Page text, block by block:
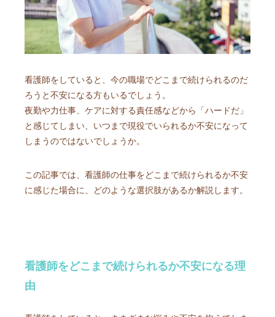
看護師をしていると、今の職場でどこまで続けられるのだ
ろうと不安になる方もいるでしょう。
夜勤や力仕事、ケアに対する責任感などから「ハードだ」
と感じてしまい、いつまで現役でいられるか不安になって
しまうのではないでしょうか。
この記事では、看護師の仕事をどこまで続けられるか不安
に感じた場合に、どのような選択肢があるか解説します。
看護師をどこまで続けられるか不安になる理
由